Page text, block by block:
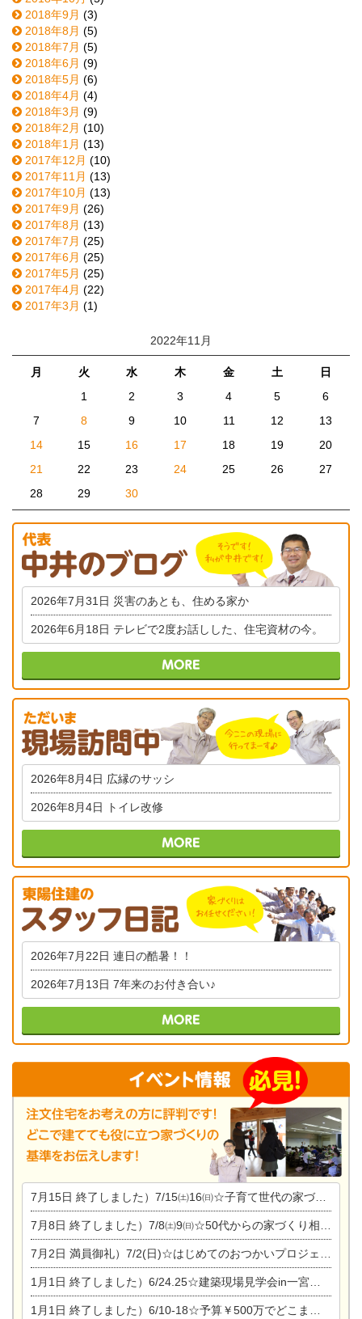
2018年9月 (3)
2018年8月 (5)
2018年7月 (5)
2018年6月 (9)
2018年5月 (6)
2018年4月 (4)
2018年3月 (9)
2018年2月 (10)
2018年1月 (13)
2017年12月 (10)
2017年11月 (13)
2017年10月 (13)
2017年9月 (26)
2017年8月 (13)
2017年7月 (25)
2017年6月 (25)
2017年5月 (25)
2017年4月 (22)
2017年3月 (1)
2022年11月
月 火 水 木 金 土
日
1
2 3 4 5
6
7
8 9 10 11 12
13
14
15 16 17 18 19
20
21
22 23 24 25 26
27
28
29 30
2026年7月31日 災害のあとも、住める家か
2026年6月18日 テレビで2度お話しした、住宅資材の今。
2026年8月4日 広縁のサッシ
2026年8月4日 トイレ改修
2026年7月22日 連日の酷暑！！
2026年7月13日 7年来のお付き合い♪
7月15日 終了しました）7/15㈯16㈰☆子育て世代の家づくり相談会
7月8日 終了しました）7/8㈯9㈰☆50代からの家づくり相談会
7月2日 満員御礼）7/2(日)☆はじめてのおつかいプロジェクト
1月1日 終了しました）6/24.25☆建築現場見学会in一宮市木曽川町
1月1日 終了しました）6/10-18☆予算￥500万でどこまでできるの？リフォーム相談会